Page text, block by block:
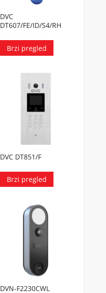
DVC
DT607/FE/ID/S4/RH
Brzi pregled
DVC DT851/F
Brzi pregled
DVN-F2230CWL